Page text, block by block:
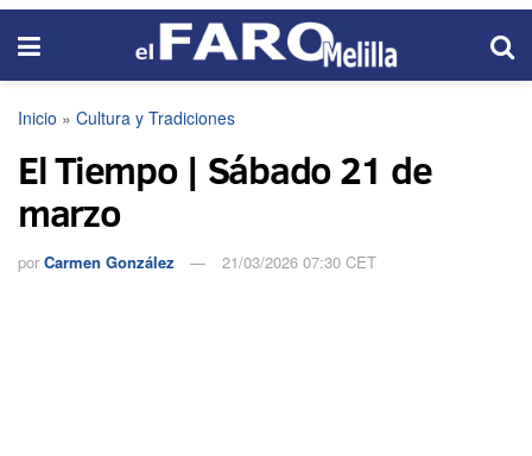
Inicio » Cultura y Tradiciones
El Tiempo | Sábado 21 de
marzo
por Carmen González 21/03/2026 07:30 CET